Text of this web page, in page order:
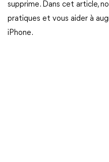
supprime. Dans cet article,
pratiques et vous aider à
iPhone.